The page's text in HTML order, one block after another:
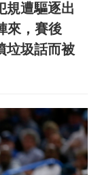
規遭驅逐出
來，賽後
垃圾話而被